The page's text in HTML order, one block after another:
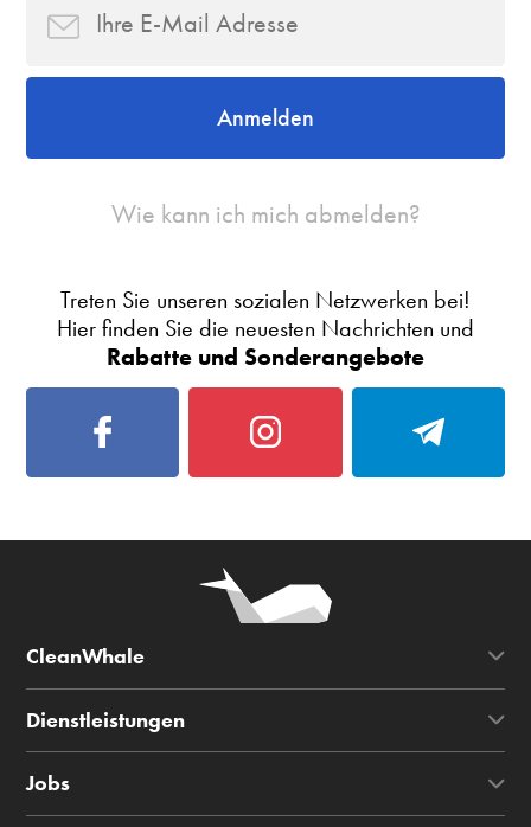
Anmelden
Wie kann ich mich abmelden?
Treten Sie unseren sozialen Netzwerken bei!
Hier finden Sie die neuesten Nachrichten und
Rabatte und Sonderangebote
CleanWhale
Dienstleistungen
Jobs